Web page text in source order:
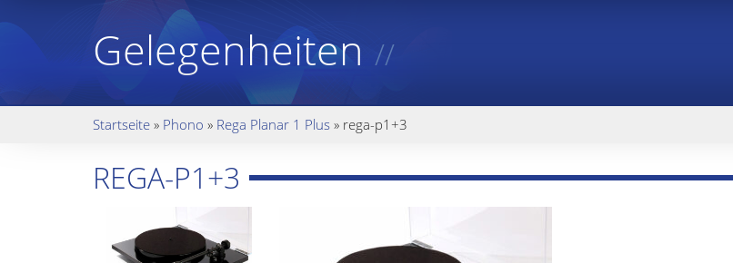
Gelegenheiten //
Startseite » Phono » Rega Planar 1 Plus » rega-p1+3
REGA-P1+3